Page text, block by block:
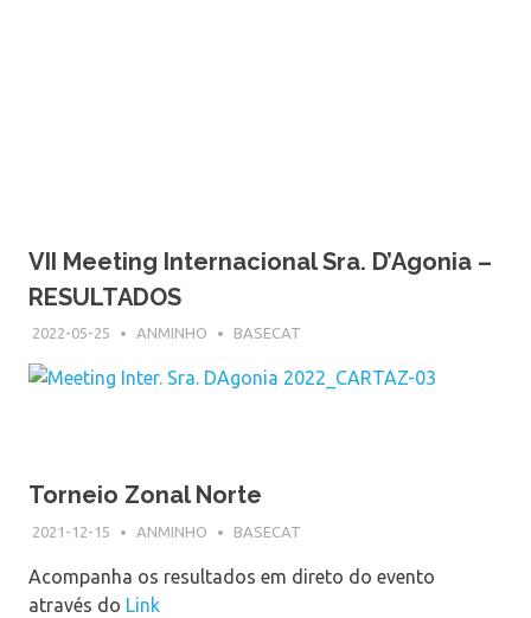
VII Meeting Internacional Sra. D’Agonia –
RESULTADOS
2022-05-25 ANMINHO BASECAT
Torneio Zonal Norte
2021-12-15 ANMINHO BASECAT
Acompanha os resultados em direto do evento
através do Link